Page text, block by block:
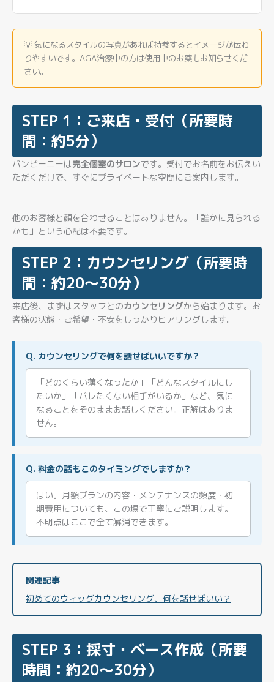
💡 気になるスタイルの写真があれば持参するとイメージが伝わ
りやすいです。AGA治療中の方は使用中のお薬もお知らせくだ
さい。
STEP 1：ご来店・受付（所要時
間：約5分）
バンビーニーは完全個室のサロンです。受付でお名前をお伝えい
ただくだけで、すぐにプライベートな空間にご案内します。
他のお客様と顔を合わせることはありません。「誰かに見られる
かも」という心配は不要です。
STEP 2：カウンセリング（所要時
間：約20〜30分）
来店後、まずはスタッフとのカウンセリングから始まります。お
客様の状態・ご希望・不安をしっかりヒアリングします。
Q. カウンセリングで何を話せばいいですか？
「どのくらい薄くなったか」「どんなスタイルにし
たいか」「バレたくない相手がいるか」など、気に
なることをそのままお話しください。正解はありま
せん。
Q. 料金の話もこのタイミングでしますか？
はい。月額プランの内容・メンテナンスの頻度・初
期費用についても、この場で丁寧にご説明します。
不明点はここで全て解消できます。
関連記事
初めてのウィッグカウンセリング、何を話せばいい？
STEP 3：採寸・ベース作成（所要
時間：約20〜30分）